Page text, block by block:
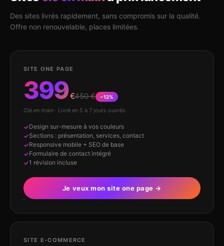
Des sites livrés rapidement, sans compromis sur la qualité.
Offre non renouvelable, places limitées.
SITE ONE PAGE
399€450 € −12%
Clé en main · Livré en 5 à 7 jours ouvrés
Design sur-mesure à vos couleurs
Sections : présentation, services, contact
Responsive mobile + SEO de base
Formulaire de contact intégré
1 révision incluse
Je veux mon site one page →
SITE E-COMMERCE